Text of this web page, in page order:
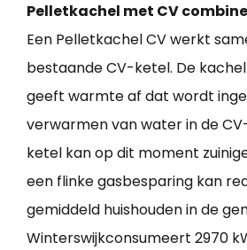
Pelletkachel met CV
Een Pelletkachel CV werkt
bestaande CV-ketel. De
geeft warmte af dat wordt
verwarmen van water in de
ketel kan op dit moment
een flinke gasbesparing kan
gemiddeld huishouden in de
Winterswijkconsumeert 2970